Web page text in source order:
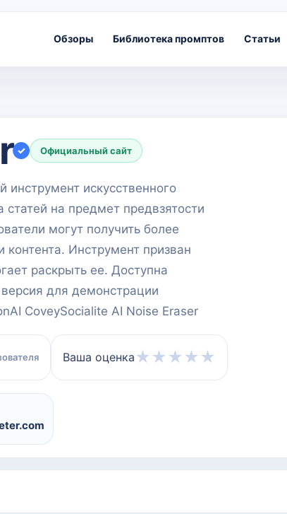
Обзоры Библиотека промптов Статьи
✓ Официальный сайт
искусственного
статей на предмет предвзятости
могут получить более
Инструмент призван
раскрыть ее. Доступна
для демонстрации
CoveySocialite AI Noise Eraser
Ваша оценка ★ ★ ★ ★ ★